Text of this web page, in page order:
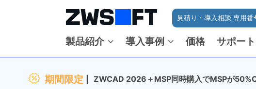
見積り・導入相談 専用番
製品紹介 導入事例 価格 サポート
期間限定 ZWCAD 2026＋MSP同時購入でMSPが